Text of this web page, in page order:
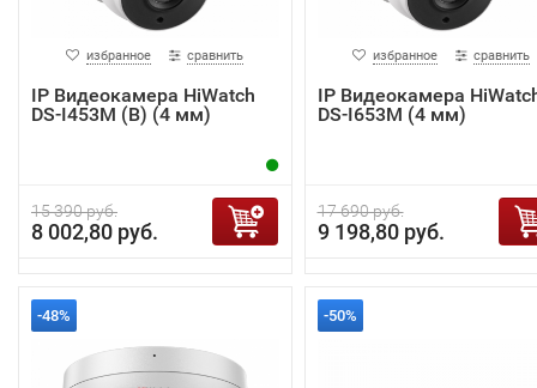
избранное сравнить
IP Видеокамера HiWatch
DS-I453M (B) (4 мм)
15 390 руб.
8 002,80 руб.
избранное сравнить
IP Видеокамера
DS-I653M (4 мм)
17 690 руб.
9 198,80 руб.
-48% -50%